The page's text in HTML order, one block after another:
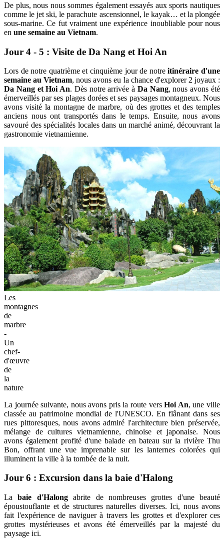
De plus, nous nous sommes également essayés aux sports nautiques
comme le jet ski, le parachute ascensionnel, le kayak… et la plongée
sous-marine. Ce fut vraiment une expérience inoubliable pour nous
en une semaine au Vietnam.
Jour 4 - 5 : Visite de Da Nang et Hoi An
Lors de notre quatrième et cinquième jour de notreitinéraire d'une
semaine au Vietnam, nous avons eu la chance d'explorer 2 joyaux :
Da Nang et Hoi An. Dès notre arrivée à Da Nang, nous avons été
émerveillés par ses plages dorées et ses paysages montagneux. Nous
avons visité la montagne de marbre, où des grottes et des temples
anciens nous ont transportés dans le temps. Ensuite, nous avons
savouré des spécialités locales dans un marché animé, découvrant la
gastronomie vietnamienne.
Les
montagnes
de
marbre
-
Un
chef-
d'œuvre
de
la
nature
La journée suivante, nous avons pris la route versHoi An, une ville
classée au patrimoine mondial de l'UNESCO. En flânant dans ses
rues pittoresques, nous avons admiré l'architecture bien préservée,
mélange de cultures vietnamienne, chinoise et japonaise. Nous
avons également profité d'une balade en bateau sur la rivière Thu
Bon, offrant une vue imprenable sur les lanternes colorées qui
illuminent la ville à la tombée de la nuit.
Jour 6 : Excursion dans la baie d'Halong
Labaie d'Halongabrite de nombreuses grottes d'une beauté
époustouflante et de structures naturelles diverses. Ici, nous avons
fait l'expérience de naviguer à travers les grottes et d'explorer ces
grottes mystérieuses et avons été émerveillés par la majesté du
paysage ici.